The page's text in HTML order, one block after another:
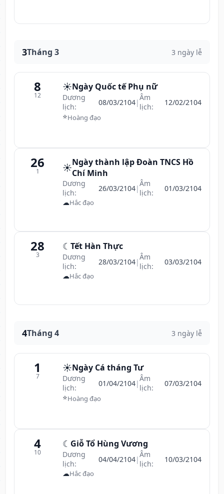
3Tháng 3 3 ngày lễ
8
12
☀️Ngày Quốc tế Phụ nữ
Dương
lịch:
08/03/2104|Âm
lịch:
12/02/2104
⭐Hoàng đạo
26
1 ☀️Ngày thành lập Đoàn TNCS Hồ
Chí Minh
Dương
lịch:
26/03/2104|Âm
lịch:
01/03/2104
☁Hắc đạo
28
3
☾ Tết Hàn Thực
Dương
lịch:
28/03/2104|Âm
lịch:
03/03/2104
☁Hắc đạo
4Tháng 4 3 ngày lễ
1
7
☀️Ngày Cá tháng Tư
Dương
lịch:
01/04/2104|Âm
lịch:
07/03/2104
⭐Hoàng đạo
4
10
☾ Giỗ Tổ Hùng Vương
Dương
lịch:
04/04/2104|Âm
lịch:
10/03/2104
☁Hắc đạo